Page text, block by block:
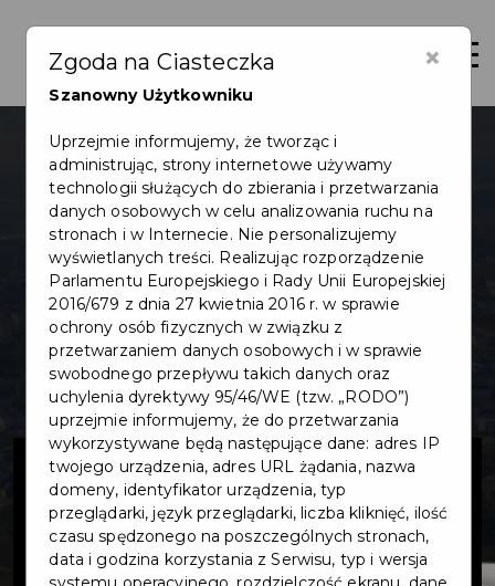
Projekt budowy
układu
×
Zgoda na Ciasteczka
Szanowny Użytkowniku
Uprzejmie informujemy, że tworząc i
administrując, strony internetowe używamy
technologii służących do zbierania i przetwarzania
danych osobowych w celu analizowania ruchu na
stronach i w Internecie. Nie personalizujemy
wyświetlanych treści. Realizując rozporządzenie
Parlamentu Europejskiego i Rady Unii Europejskiej
2016/679 z dnia 27 kwietnia 2016 r. w sprawie
ochrony osób fizycznych w związku z
przetwarzaniem danych osobowych i w sprawie
swobodnego przepływu takich danych oraz
uchylenia dyrektywy 95/46/WE (tzw. „RODO”)
uprzejmie informujemy, że do przetwarzania
wykorzystywane będą następujące dane: adres IP
twojego urządzenia, adres URL żądania, nazwa
domeny, identyfikator urządzenia, typ
przeglądarki, język przeglądarki, liczba kliknięć, ilość
czasu spędzonego na poszczególnych stronach,
data i godzina korzystania z Serwisu, typ i wersja